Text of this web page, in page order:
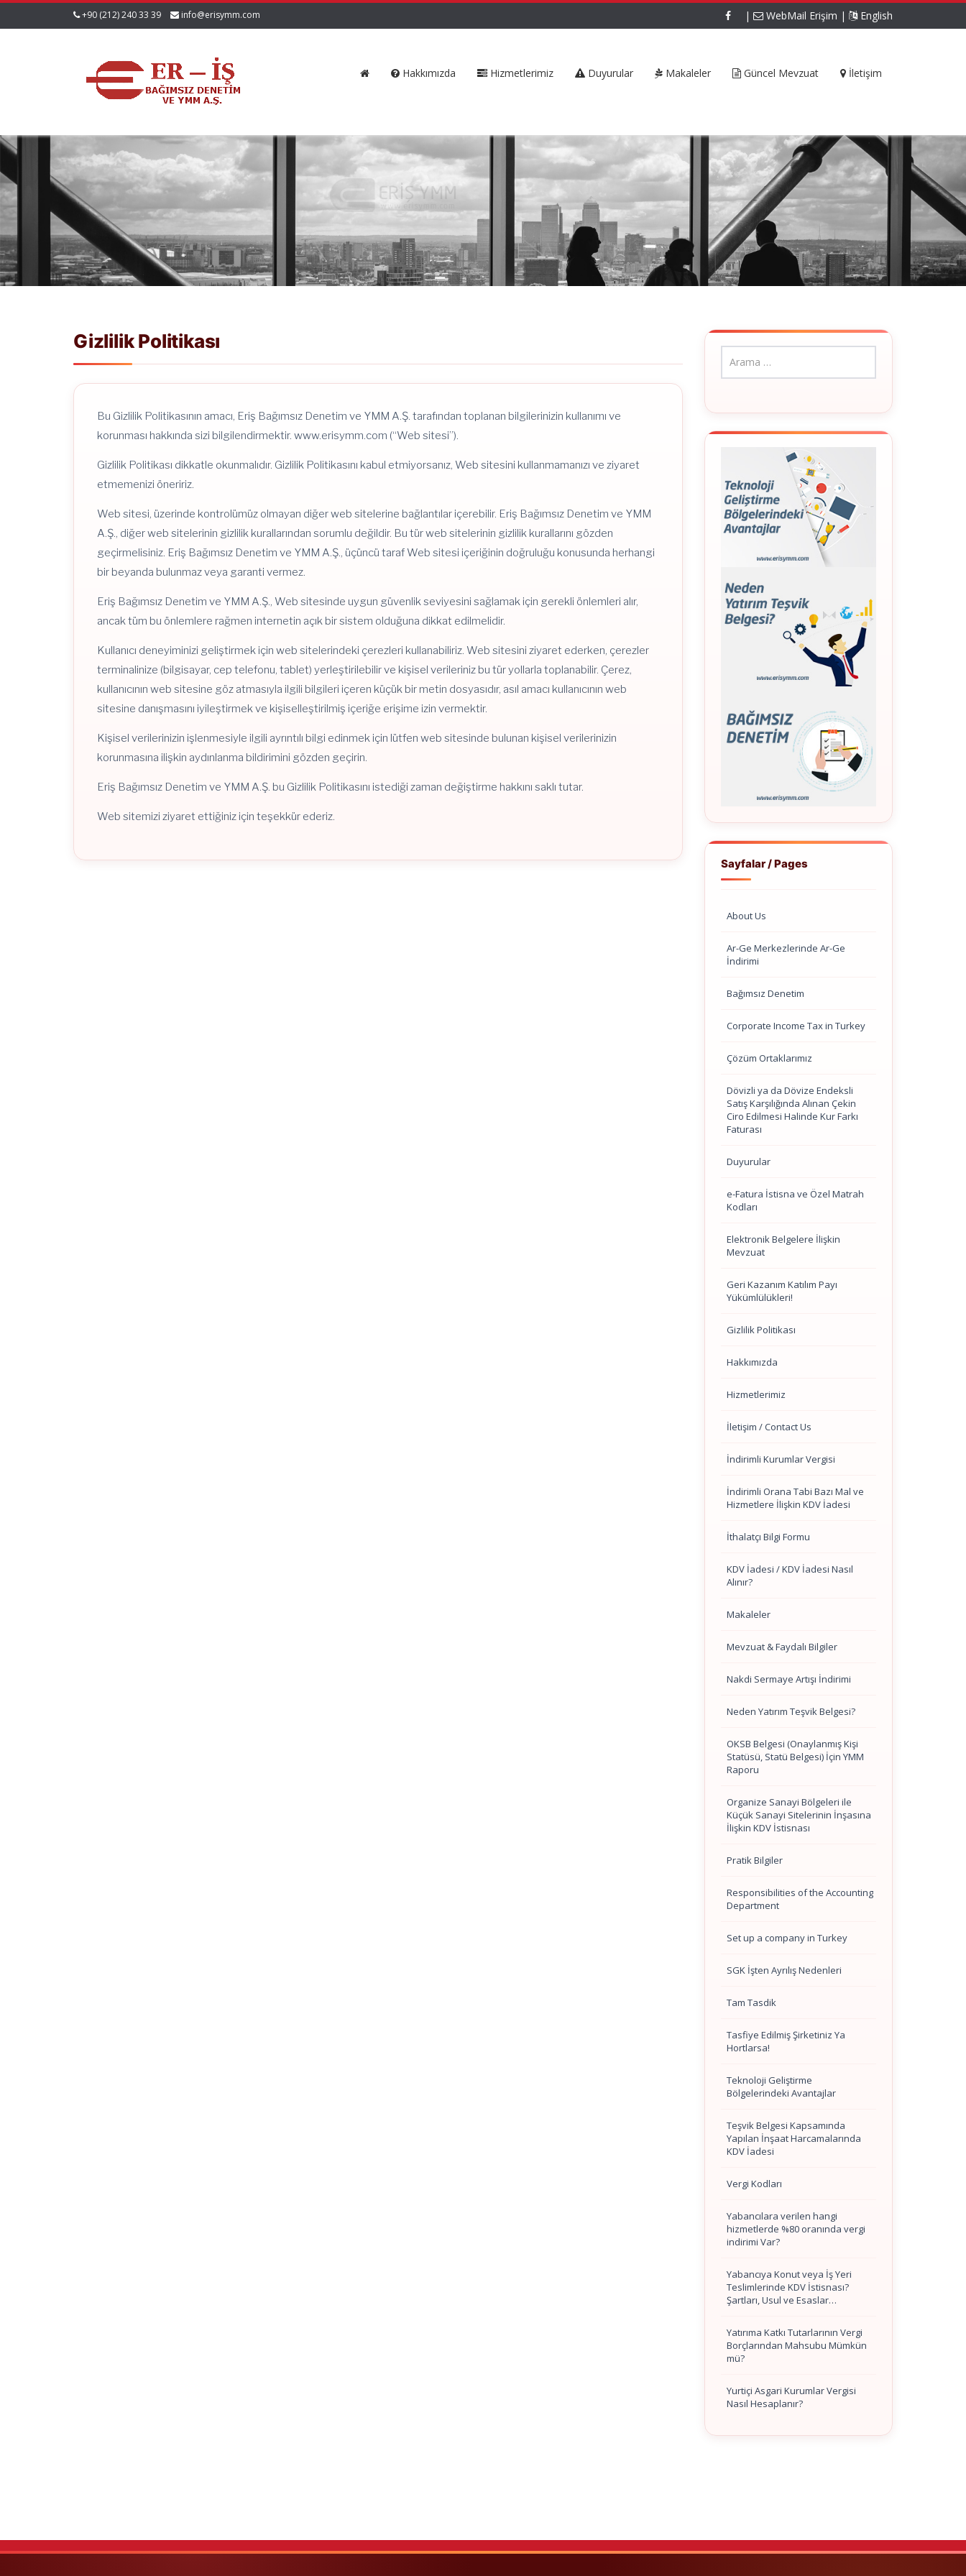
+90 (212) 240 33 39 info@erisymm.com | WebMail Erişim | English
Hakkımızda Hizmetlerimiz Duyurular Makaleler Güncel Mevzuat İletişim
Gizlilik Politikası
Bu Gizlilik Politikasının amacı, Eriş Bağımsız Denetim ve YMM A.Ş. tarafından toplanan bilgilerinizin kullanımı ve
korunması hakkında sizi bilgilendirmektir. www.erisymm.com (“Web sitesi”).
Gizlilik Politikası dikkatle okunmalıdır. Gizlilik Politikasını kabul etmiyorsanız, Web sitesini kullanmamanızı ve ziyaret
etmemenizi öneririz.
Web sitesi, üzerinde kontrolümüz olmayan diğer web sitelerine bağlantılar içerebilir. Eriş Bağımsız Denetim ve YMM
A.Ş., diğer web sitelerinin gizlilik kurallarından sorumlu değildir. Bu tür web sitelerinin gizlilik kurallarını gözden
geçirmelisiniz. Eriş Bağımsız Denetim ve YMM A.Ş., üçüncü taraf Web sitesi içeriğinin doğruluğu konusunda herhangi
bir beyanda bulunmaz veya garanti vermez.
Eriş Bağımsız Denetim ve YMM A.Ş., Web sitesinde uygun güvenlik seviyesini sağlamak için gerekli önlemleri alır,
ancak tüm bu önlemlere rağmen internetin açık bir sistem olduğuna dikkat edilmelidir.
Kullanıcı deneyiminizi geliştirmek için web sitelerindeki çerezleri kullanabiliriz. Web sitesini ziyaret ederken, çerezler
terminalinize (bilgisayar, cep telefonu, tablet) yerleştirilebilir ve kişisel verileriniz bu tür yollarla toplanabilir. Çerez,
kullanıcının web sitesine göz atmasıyla ilgili bilgileri içeren küçük bir metin dosyasıdır, asıl amacı kullanıcının web
sitesine danışmasını iyileştirmek ve kişiselleştirilmiş içeriğe erişime izin vermektir.
Kişisel verilerinizin işlenmesiyle ilgili ayrıntılı bilgi edinmek için lütfen web sitesinde bulunan kişisel verilerinizin
korunmasına ilişkin aydınlanma bildirimini gözden geçirin.
Eriş Bağımsız Denetim ve YMM A.Ş. bu Gizlilik Politikasını istediği zaman değiştirme hakkını saklı tutar.
Web sitemizi ziyaret ettiğiniz için teşekkür ederiz.
Sayfalar / Pages
About Us
Ar-Ge Merkezlerinde Ar-Ge
İndirimi
Bağımsız Denetim
Corporate Income Tax in Turkey
Çözüm Ortaklarımız
Dövizli ya da Dövize Endeksli
Satış Karşılığında Alınan Çekin
Ciro Edilmesi Halinde Kur Farkı
Faturası
Duyurular
e-Fatura İstisna ve Özel Matrah
Kodları
Elektronik Belgelere İlişkin
Mevzuat
Geri Kazanım Katılım Payı
Yükümlülükleri!
Gizlilik Politikası
Hakkımızda
Hizmetlerimiz
İletişim / Contact Us
İndirimli Kurumlar Vergisi
İndirimli Orana Tabi Bazı Mal ve
Hizmetlere İlişkin KDV İadesi
İthalatçı Bilgi Formu
KDV İadesi / KDV İadesi Nasıl
Alınır?
Makaleler
Mevzuat & Faydalı Bilgiler
Nakdi Sermaye Artışı İndirimi
Neden Yatırım Teşvik Belgesi?
OKSB Belgesi (Onaylanmış Kişi
Statüsü, Statü Belgesi) İçin YMM
Raporu
Organize Sanayi Bölgeleri ile
Küçük Sanayi Sitelerinin İnşasına
İlişkin KDV İstisnası
Pratik Bilgiler
Responsibilities of the Accounting
Department
Set up a company in Turkey
SGK İşten Ayrılış Nedenleri
Tam Tasdik
Tasfiye Edilmiş Şirketiniz Ya
Hortlarsa!
Teknoloji Geliştirme
Bölgelerindeki Avantajlar
Teşvik Belgesi Kapsamında
Yapılan İnşaat Harcamalarında
KDV İadesi
Vergi Kodları
Yabancılara verilen hangi
hizmetlerde %80 oranında vergi
indirimi Var?
Yabancıya Konut veya İş Yeri
Teslimlerinde KDV İstisnası?
Şartları, Usul ve Esaslar…
Yatırıma Katkı Tutarlarının Vergi
Borçlarından Mahsubu Mümkün
mü?
Yurtiçi Asgari Kurumlar Vergisi
Nasıl Hesaplanır?